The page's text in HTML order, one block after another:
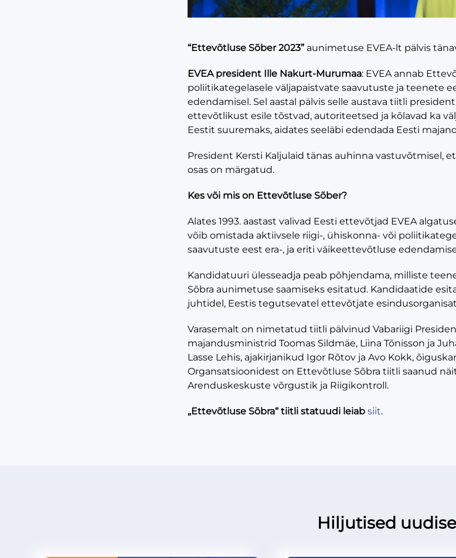
“Ettevõtluse Sõber 2023” aunimetuse EVEA-lt pälvis
EVEA president Ille Nakurt-Murumaa: EVEA annab
poliitikategelasele väljapaistvate saavutuste ja teenete
edendamisel. Sel aastal pälvis selle austava tiitli
ettevõtlikust esile tõstvad, autoriteetsed ja kõlavad ka
Eestit suuremaks, aidates seeläbi edendada Eesti
President Kersti Kaljulaid tänas auhinna vastuvõtmisel,
osas on märgatud.
Kes või mis on Ettevõtluse Sõber?
Alates 1993. aastast valivad Eesti ettevõtjad EVEA
võib omistada aktiivsele riigi-, ühiskonna- või
saavutuste eest era-, ja eriti väikeettevõtluse
Kandidatuuri ülesseadja peab põhjendama, milliste
Sõbra aunimetuse saamiseks esitatud. Kandidaatide
juhtidel, Eestis tegutsevatel ettevõtjate
Varasemalt on nimetatud tiitli pälvinud Vabariigi
majandusministrid Toomas Sildmäe, Liina Tõnisson ja
Lasse Lehis, ajakirjanikud Igor Rõtov ja Avo Kokk,
Organsatsioonidest on Ettevõtluse Sõbra tiitli saanud
Arenduskeskuste võrgustik ja Riigikontroll.
„Ettevõtluse Sõbra“ tiitli statuudi leiab siit.
Hiljutised